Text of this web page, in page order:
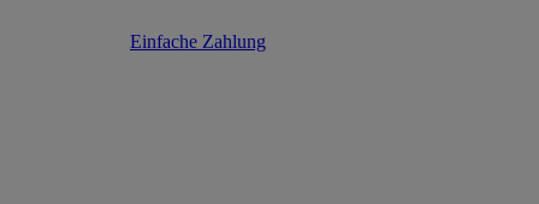
Einfache Zahlung